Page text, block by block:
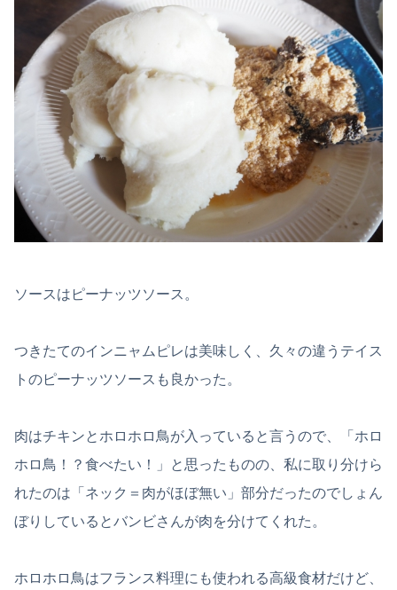
ソースはピーナッツソース。
つきたてのインニャムピレは美味しく、久々の違うテイス
トのピーナッツソースも良かった。
肉はチキンとホロホロ鳥が入っていると言うので、「ホロ
ホロ鳥！？食べたい！」と思ったものの、私に取り分けら
れたのは「ネック＝肉がほぼ無い」部分だったのでしょん
ぼりしているとバンビさんが肉を分けてくれた。
ホロホロ鳥はフランス料理にも使われる高級食材だけど、